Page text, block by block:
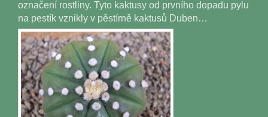
označení rostliny. Tyto kaktusy od prvního dopadu pylu
na pestík vznikly v pěstírně kaktusů Duben…